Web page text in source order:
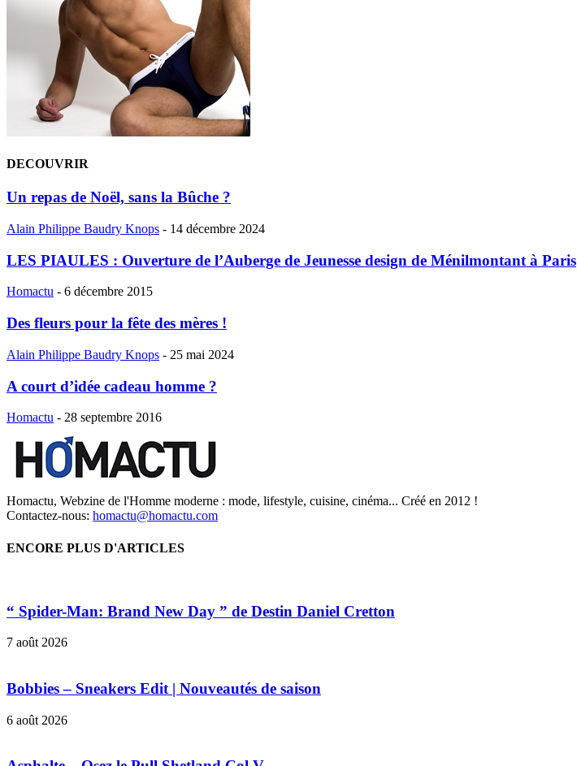
DECOUVRIR
Un repas de Noël, sans la Bûche ?
Alain Philippe Baudry Knops - 14 décembre 2024
LES PIAULES : Ouverture de l’Auberge de Jeunesse design de Ménilmontant à Paris
Homactu - 6 décembre 2015
Des fleurs pour la fête des mères !
Alain Philippe Baudry Knops - 25 mai 2024
A court d’idée cadeau homme ?
Homactu - 28 septembre 2016
Homactu, Webzine de l'Homme moderne : mode, lifestyle, cuisine, cinéma... Créé en 2012 !
Contactez-nous: homactu@homactu.com
ENCORE PLUS D'ARTICLES
“ Spider-Man: Brand New Day ” de Destin Daniel Cretton
7 août 2026
Bobbies – Sneakers Edit | Nouveautés de saison
6 août 2026